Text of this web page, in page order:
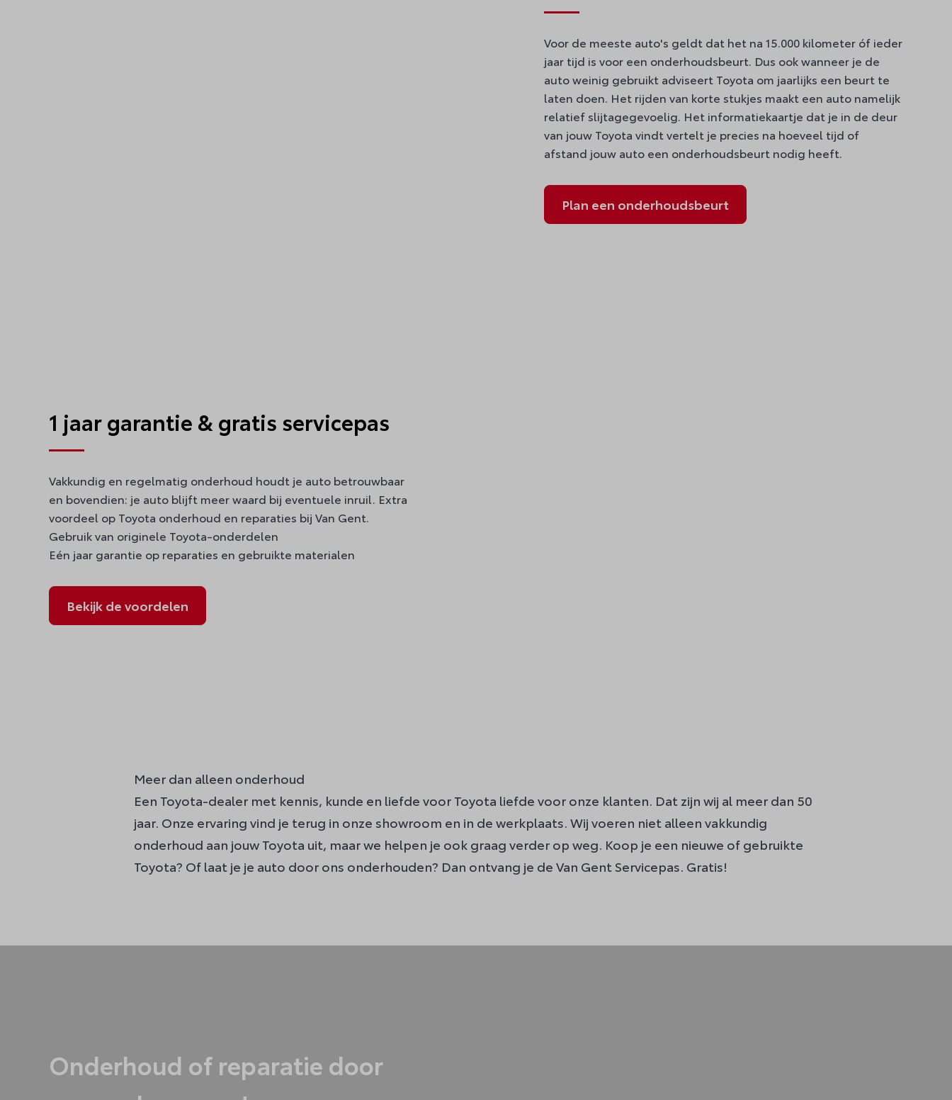
Voor de meeste auto's geldt dat het na 15.000 kilometer óf ieder
jaar tijd is voor een onderhoudsbeurt. Dus ook wanneer je de
auto weinig gebruikt adviseert Toyota om jaarlijks een beurt te
laten doen. Het rijden van korte stukjes maakt een auto namelijk
relatief slijtagegevoelig. Het informatiekaartje dat je in de deur
van jouw Toyota vindt vertelt je precies na hoeveel tijd of
afstand jouw auto een onderhoudsbeurt nodig heeft.
Plan een onderhoudsbeurt
1 jaar garantie & gratis servicepas
Vakkundig en regelmatig onderhoud houdt je auto betrouwbaar
en bovendien: je auto blijft meer waard bij eventuele inruil. Extra
voordeel op Toyota onderhoud en reparaties bij Van Gent.
Gebruik van originele Toyota-onderdelen
Eén jaar garantie op reparaties en gebruikte materialen
Bekijk de voordelen
Meer dan alleen onderhoud
Een Toyota-dealer met kennis, kunde en liefde voor Toyota liefde voor onze klanten. Dat zijn wij al meer dan 50
jaar. Onze ervaring vind je terug in onze showroom en in de werkplaats. Wij voeren niet alleen vakkundig
onderhoud aan jouw Toyota uit, maar we helpen je ook graag verder op weg. Koop je een nieuwe of gebruikte
Toyota? Of laat je je auto door ons onderhouden? Dan ontvang je deVan Gent Servicepas. Gratis!
Onderhoud of reparatie door